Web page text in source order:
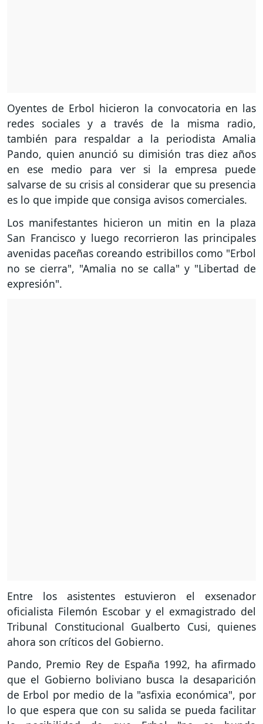
Oyentes de Erbol hicieron la convocatoria en las
redes sociales y a través de la misma radio,
también para respaldar a la periodista Amalia
Pando, quien anunció su dimisión tras diez años
en ese medio para ver si la empresa puede
salvarse de su crisis al considerar que su presencia
es lo que impide que consiga avisos comerciales.
Los manifestantes hicieron un mitin en la plaza
San Francisco y luego recorrieron las principales
avenidas paceñas coreando estribillos como "Erbol
no se cierra", "Amalia no se calla" y "Libertad de
expresión".
Entre los asistentes estuvieron el exsenador
oficialista Filemón Escobar y el exmagistrado del
Tribunal Constitucional Gualberto Cusi, quienes
ahora son críticos del Gobierno.
Pando, Premio Rey de España 1992, ha afirmado
que el Gobierno boliviano busca la desaparición
de Erbol por medio de la "asfixia económica", por
lo que espera que con su salida se pueda facilitar